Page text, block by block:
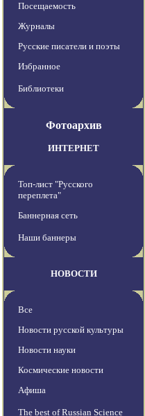
Посещаемость
Журналы
Русские писатели и поэты
Избранное
Библиотеки
Фотоархив
ИНТЕРНЕТ
Топ-лист "Русского
переплета"
Баннерная сеть
Наши баннеры
НОВОСТИ
Все
Новости русской культуры
Новости науки
Космические новости
Афиша
The best of Russian Science